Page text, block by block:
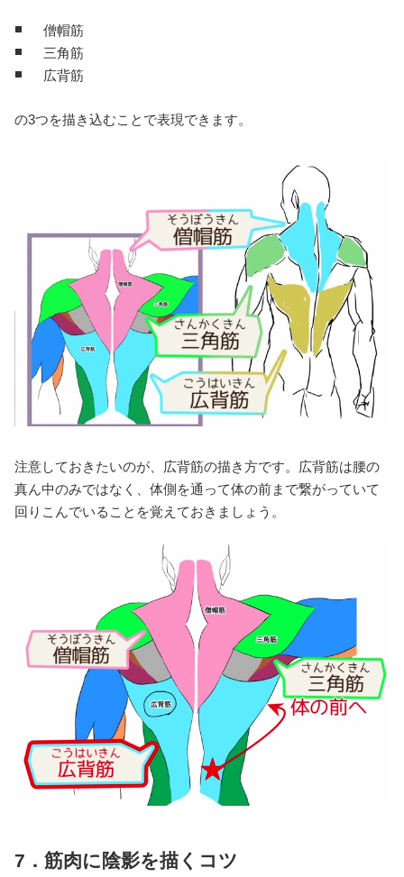
僧帽筋
三角筋
広背筋
の3つを描き込むことで表現できます。
注意しておきたいのが、広背筋の描き方です。広背筋は腰の
真ん中のみではなく、体側を通って体の前まで繋がっていて
回りこんでいることを覚えておきましょう。
7．筋肉に陰影を描くコツ